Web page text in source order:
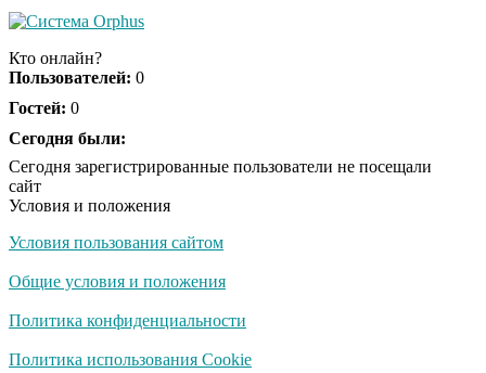
Ролик из Омска: вы
Ржу не переставая, это
не раз
Скрытая камера на
люди вытворяют, когда
Ролик длится
Кто онлайн?
Пользователей: 0
Гостей: 0
Сегодня были:
Сегодня зарегистрированные пользователи не посещали
сайт
Условия и положения
Условия пользования сайтом
Общие условия и положения
Политика конфиденциальности
Политика использования Cookie